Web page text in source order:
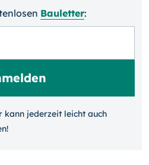
Bauletter:
kann jeder­zeit leicht auch